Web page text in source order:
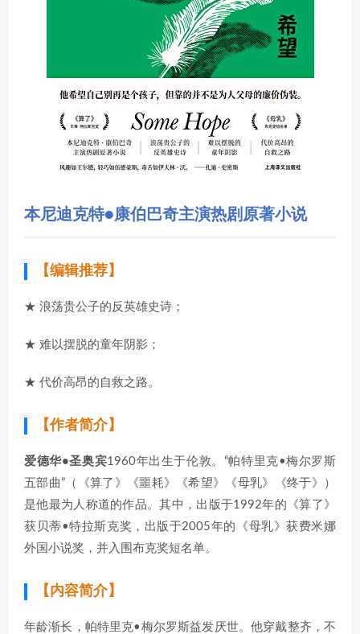
本尼迪克特•康伯巴奇主演热剧原著小说
【编辑推荐】
★ 浪荡贵公子的反英雄史诗；
★ 难以摆脱的童年阴影；
★ 代价高昂的自救之路。
【作者简介】
爱德华•圣奥宾1960年出生于伦敦。“帕特里克•梅尔罗斯
五部曲”（《算了》《噩耗》《希望》《母乳》《终于》）
是他最为人称道的作品。其中，出版于1992年的《算了》
获贝蒂•特拉斯克奖，出版于2005年的《母乳》获费米娜
外国小说奖，并入围布克奖短名单。
【内容简介】
年龄渐长，帕特里克•梅尔罗斯益发厌世。他穿戴整齐，不